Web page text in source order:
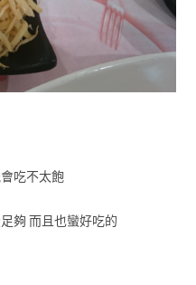
吃不太飽
夠 而且也蠻好吃的